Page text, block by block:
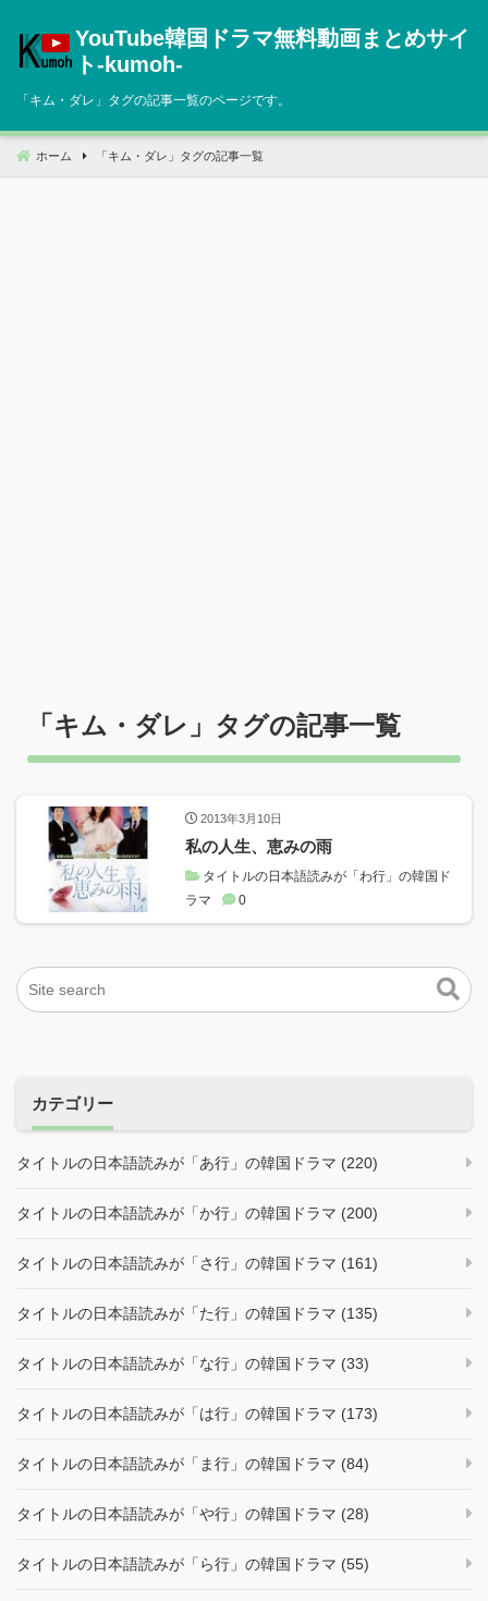
へ
動
YouTube韓国ドラマ無料動画まとめサイ
ト‐kumoh‐
「キム・ダレ 」タグの記事一覧のページです。
ホーム 「 キム・ダレ 」タグの記事一覧
「キム・ダレ 」タグの記事一覧
2013年3月10日
私の人生、恵みの雨
タイトルの日本語読みが「わ行」の韓国ド
ラマ
0
カテゴリー
タイトルの日本語読みが「あ行」の韓国ドラマ (220)
タイトルの日本語読みが「か行」の韓国ドラマ (200)
タイトルの日本語読みが「さ行」の韓国ドラマ (161)
タイトルの日本語読みが「た行」の韓国ドラマ (135)
タイトルの日本語読みが「な行」の韓国ドラマ (33)
タイトルの日本語読みが「は行」の韓国ドラマ (173)
タイトルの日本語読みが「ま行」の韓国ドラマ (84)
タイトルの日本語読みが「や行」の韓国ドラマ (28)
タイトルの日本語読みが「ら行」の韓国ドラマ (55)